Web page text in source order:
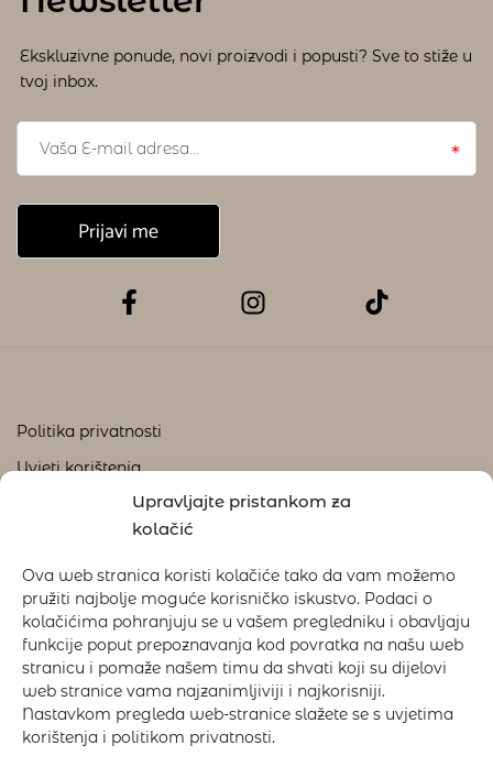
Upravljajte pristankom za
kolačić
Ova web stranica koristi kolačiće tako da vam možemo
pružiti najbolje moguće korisničko iskustvo. Podaci o
kolačićima pohranjuju se u vašem pregledniku i obavljaju
funkcije poput prepoznavanja kod povratka na našu web
stranicu i pomaže našem timu da shvati koji su dijelovi
web stranice vama najzanimljiviji i najkorisniji.
Nastavkom pregleda web-stranice slažete se s uvjetima
korištenja i politikom privatnosti.
Ekskluzivne ponude, novi proizvodi i popusti? Sve to stiže u
tvoj inbox.
Politika privatnosti
Uvjeti korištenja
Plaćanje
Reklamacije i povrat
Dostava
© 2025Ljulja.hr.Sva prava pridržana.